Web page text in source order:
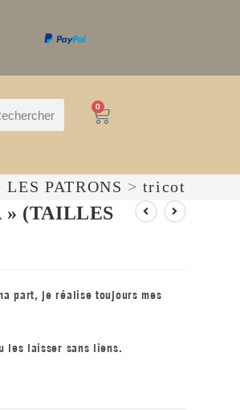
0
LES PATRONS > tricot
» (TAILLES
part, je réalise toujours mes
les laisser sans liens.